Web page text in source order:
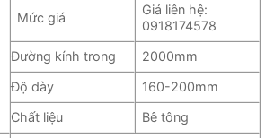
Mức giá
Giá liên hệ:
0918174578
Đường kính trong
2000mm
Độ dày
160-200mm
Chất liệu
Bê tông